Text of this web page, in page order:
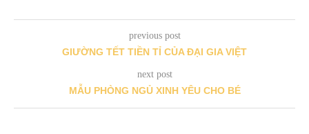
previous post
GIƯỜNG TẾT TIỀN TỈ CỦA ĐẠI GIA VIỆT
next post
MẪU PHÒNG NGỦ XINH YÊU CHO BÉ